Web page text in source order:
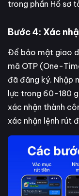
trong phần Hồ sơ
Bước 4: Xác
Để bảo mật giao
mã OTP (One-
đã đăng ký. Nhập
lực trong 60-180
xác nhận thành
xác nhận lệnh rút